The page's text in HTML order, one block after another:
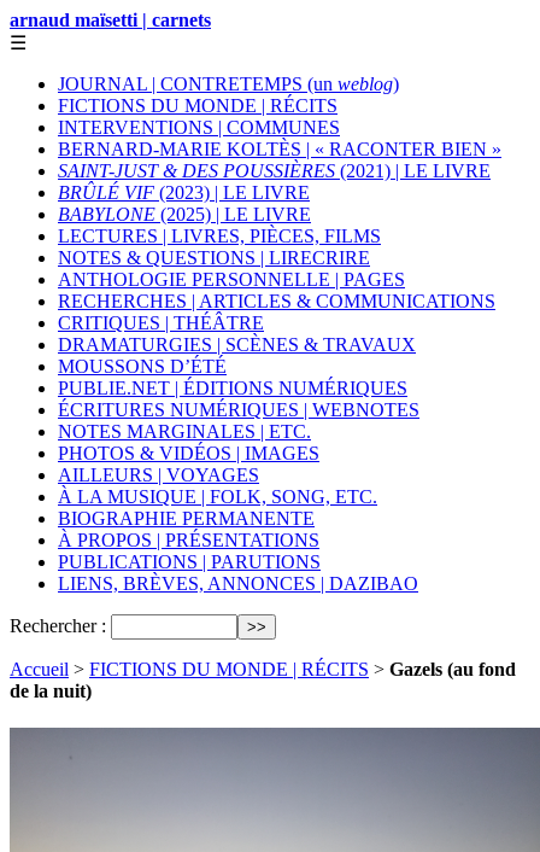
arnaud maïsetti | carnets
☰
JOURNAL | CONTRETEMPS (un weblog)
FICTIONS DU MONDE | RÉCITS
INTERVENTIONS | COMMUNES
BERNARD-MARIE KOLTÈS | « RACONTER BIEN »
SAINT-JUST & DES POUSSIÈRES (2021) | LE LIVRE
BRÛLÉ VIF (2023) | LE LIVRE
BABYLONE (2025) | LE LIVRE
LECTURES | LIVRES, PIÈCES, FILMS
NOTES & QUESTIONS | LIRECRIRE
ANTHOLOGIE PERSONNELLE | PAGES
RECHERCHES | ARTICLES & COMMUNICATIONS
CRITIQUES | THÉÂTRE
DRAMATURGIES | SCÈNES & TRAVAUX
MOUSSONS D’ÉTÉ
PUBLIE.NET | ÉDITIONS NUMÉRIQUES
ÉCRITURES NUMÉRIQUES | WEBNOTES
NOTES MARGINALES | ETC.
PHOTOS & VIDÉOS | IMAGES
AILLEURS | VOYAGES
À LA MUSIQUE | FOLK, SONG, ETC.
BIOGRAPHIE PERMANENTE
À PROPOS | PRÉSENTATIONS
PUBLICATIONS | PARUTIONS
LIENS, BRÈVES, ANNONCES | DAZIBAO
Rechercher :
Accueil > FICTIONS DU MONDE | RÉCITS > Gazels (au fond
de la nuit)